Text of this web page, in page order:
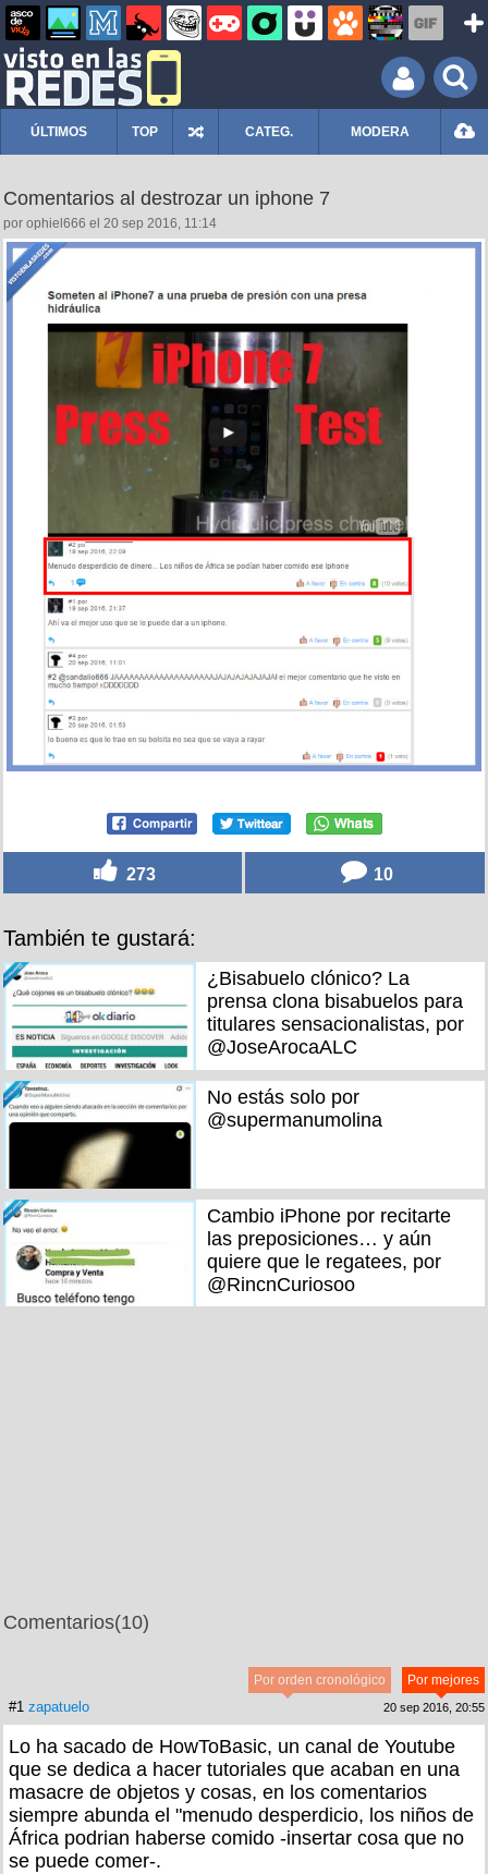
ÚLTIMOS TOP CATEG. MODERA
Comentarios al destrozar un iphone 7
por ophiel666 el 20 sep 2016, 11:14
273 10
También te gustará:
¿Bisabuelo clónico? La
prensa clona bisabuelos para
titulares sensacionalistas, por
@JoseArocaALC
No estás solo por
@supermanumolina
Cambio iPhone por recitarte
las preposiciones… y aún
quiere que le regatees, por
@RincnCuriosoo
Comentarios(10)
Por mejores
Por orden cronológico
#1 zapatuelo 20 sep 2016, 20:55
Lo ha sacado de HowToBasic, un canal de Youtube
que se dedica a hacer tutoriales que acaban en una
masacre de objetos y cosas, en los comentarios
siempre abunda el "menudo desperdicio, los niños de
África podrian haberse comido -insertar cosa que no
se puede comer-.